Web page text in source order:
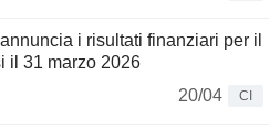
i risultati finanziari per il
il 31 marzo 2026
20/04
CI